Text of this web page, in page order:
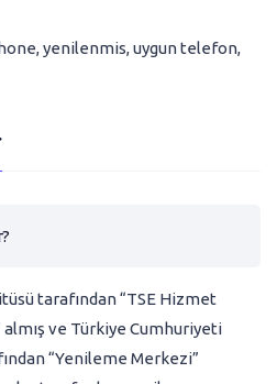
,yenilenmis,uygun telefon,
tarafından “TSE Hizmet
ve Türkiye Cumhuriyeti
“Yenileme Merkezi”